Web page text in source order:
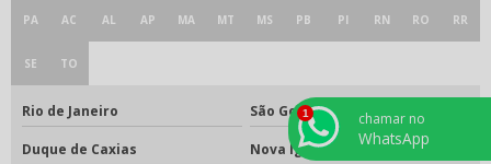
PA AC AL AP MA MT MS PB PI RN RO RR
SE TO
Rio de Janeiro São Gonçalo
Duque de Caxias Nova Iguaçu
chamar no
WhatsApp